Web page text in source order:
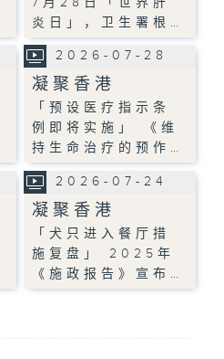
炎日」，卫生署根…
2026-07-28
凝聚香港
「预设医疗指示条
例即将实施」 《维
持生命治疗的预作…
2026-07-24
凝聚香港
「犬只进入餐厅措
施复盘」 2025年
《施政报告》宣布…